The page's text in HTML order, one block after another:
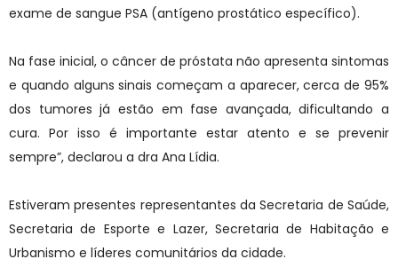
exame de sangue PSA (antígeno prostático específico).
Na fase inicial, o câncer de próstata não apresenta sintomas
e quando alguns sinais começam a aparecer, cerca de 95%
dos tumores já estão em fase avançada, dificultando a
cura. Por isso é importante estar atento e se prevenir
sempre”, declarou a dra Ana Lídia.
Estiveram presentes representantes da Secretaria de Saúde,
Secretaria de Esporte e Lazer, Secretaria de Habitação e
Urbanismo e líderes comunitários da cidade.